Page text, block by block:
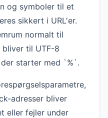
og symboler til et
sikkert i URL'er.
normalt til
til UTF-8
starter med `%`.
adresser bliver
eller fejler under